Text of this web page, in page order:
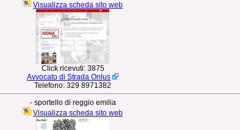
Visualizza scheda sito web
Click ricevuti: 3875
Avvocato di Strada Onlus
Telefono: 329 8971382
- sportello di reggio emilia
Visualizza scheda sito web